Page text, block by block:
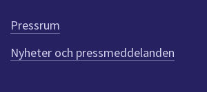
e
n
n
a
Pressrum
Nyheter och pressmeddelanden